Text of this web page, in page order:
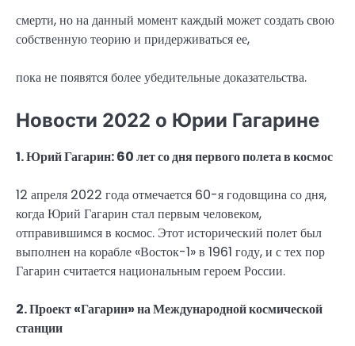
смерти, но на данный момент каждый может создать свою
собственную теорию и придерживаться ее,
пока не появятся более убедительные доказательства.
Новости 2022 о Юрии Гагарине
1. Юрий Гагарин: 60 лет со дня первого полета в космос
12 апреля 2022 года отмечается 60-я годовщина со дня,
когда Юрий Гагарин стал первым человеком,
отправившимся в космос. Этот исторический полет был
выполнен на корабле «Восток-1» в 1961 году, и с тех пор
Гагарин считается национальным героем России.
2. Проект «Гагарин» на Международной космической
станции